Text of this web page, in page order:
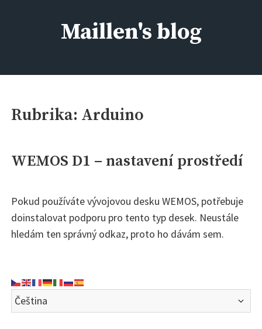
Maillen's blog
Rubrika: Arduino
WEMOS D1 – nastavení prostředí
Pokud používáte vývojovou desku WEMOS, potřebuje
doinstalovat podporu pro tento typ desek. Neustále
hledám ten správný odkaz, proto ho dávám sem.